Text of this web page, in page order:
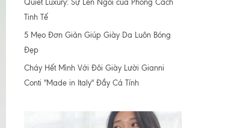
Quiet Luxury: Sự Lên Ngôi của Phong Cách
Tinh Tế
5 Mẹo Đơn Giản Giúp Giày Da Luôn Bóng
Đẹp
Cháy Hết Mình Với Đôi Giày Lười Gianni
Conti "Made in Italy" Đầy Cá Tính